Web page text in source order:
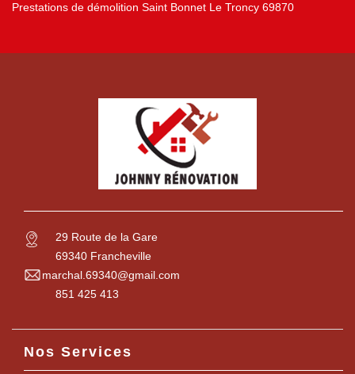
Prestations de démolition Saint Bonnet Le Troncy 69870
29 Route de la Gare
69340 Francheville
marchal.69340@gmail.com
851 425 413
Nos Services